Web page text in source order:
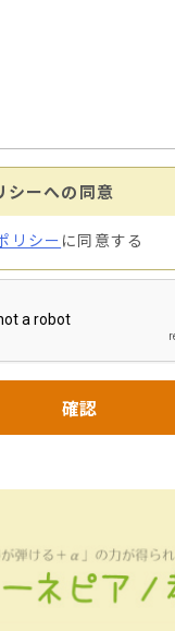
シーへの同意
リシーに同意する